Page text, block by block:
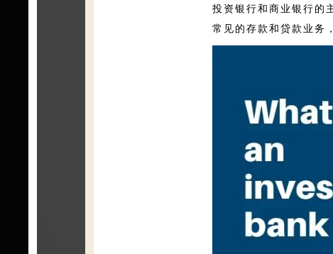
投资银行和商业银行的
常见的存款和贷款业务